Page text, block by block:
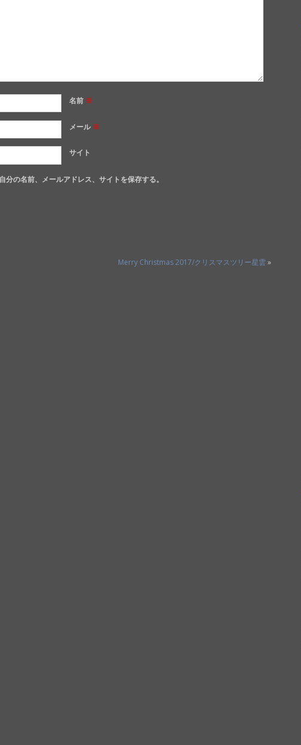
名前 ※
メール※
サイト
の名前、メールアドレス、サイトを保存する。
Merry Christmas 2017/クリスマスツリー星雲»